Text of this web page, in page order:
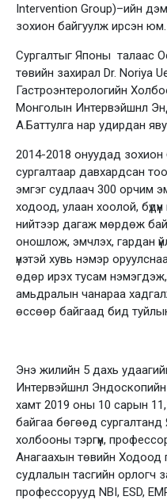
Intervention Group)–ийн
зохион байгуулж ирсэн юм.
Сургалтыг Японы талаас
төвийн захирал Dr. Noriya
Гастроэнтерологийн
Монголын Интервэйшнл
А.Баттулга нар удирдан
2014-2018 онуудад зохион
сургалтаар давхардсан
эмгэг судлаач 300 орчим
ходоод, улаан хоолой,
нийтээр дагаж мөрдөж
оношлож, эмчлэх, гардан
үнэтэй хувь нэмэр
өдөр ирэх тусам
амьдралын чанараа
өссөөр байгаад бид
Энэ жилийн 5 дахь
Интервэйшнл
хамт 2019 оны 10 сарын
байгаа бөгөөд
холбооны тэргүүн,
Анагаахын төвийн Ходоод
судлалын тасгийн орлогч
профессорууд NBI, ESD,